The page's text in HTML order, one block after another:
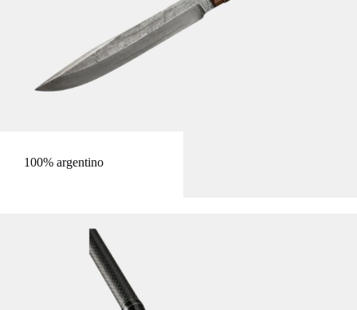
100% argentino